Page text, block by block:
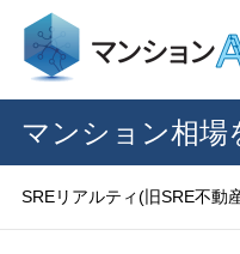
マンション相場
SREリアルティ(旧SRE不動産